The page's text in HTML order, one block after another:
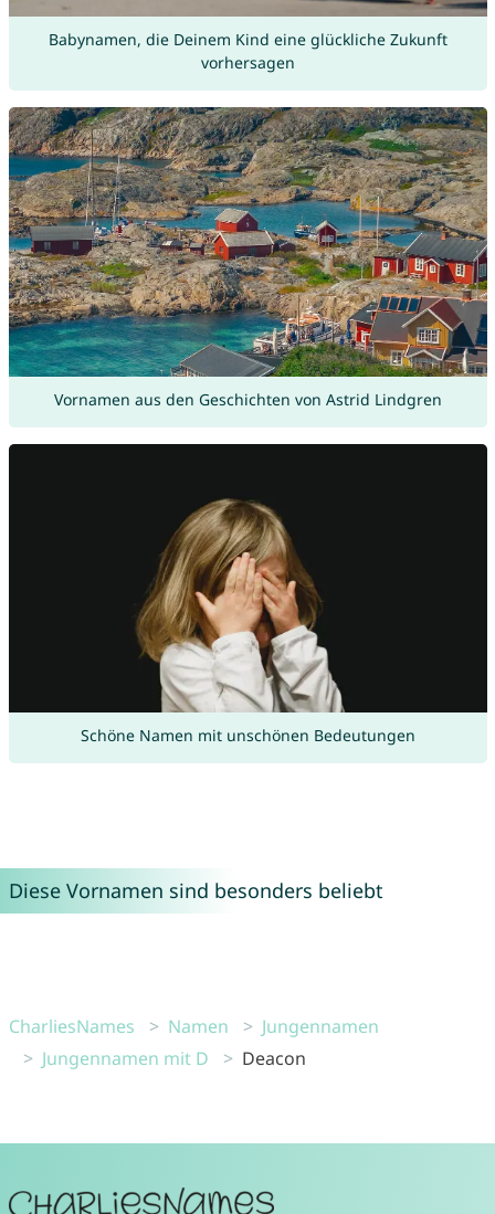
Babynamen, die Deinem Kind eine glückliche Zukunft
vorhersagen
Vornamen aus den Geschichten von Astrid Lindgren
Schöne Namen mit unschönen Bedeutungen
Diese Vornamen sind besonders beliebt
CharliesNames Namen
Jungennamen
Jungennamen mit D
Deacon